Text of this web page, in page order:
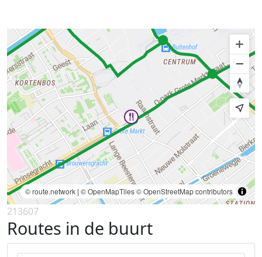
© route.network | © OpenMapTiles© OpenStreetMap contributors
213607
Routes in de buurt